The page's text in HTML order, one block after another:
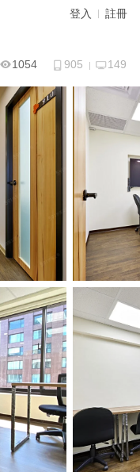
登入 註冊
1054 905 149